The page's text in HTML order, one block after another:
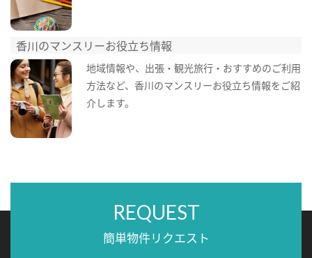
香川のマンスリーお役立ち情報
地域情報や、出張・観光旅行・おすすめのご利用
方法など、香川のマンスリーお役立ち情報をご紹
介します。
REQUEST
簡単物件リクエスト